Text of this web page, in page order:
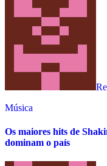
Música
Os maiores hits de
dominam o país